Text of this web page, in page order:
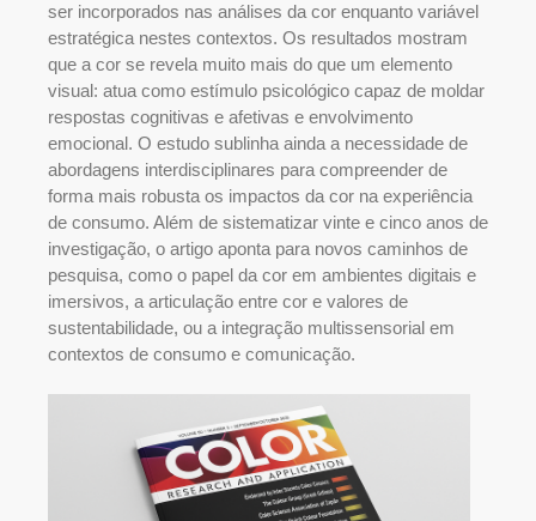
ser incorporados nas análises da cor enquanto variável
estratégica nestes contextos. Os resultados mostram
que a cor se revela muito mais do que um elemento
visual: atua como estímulo psicológico capaz de moldar
respostas cognitivas e afetivas e envolvimento
emocional. O estudo sublinha ainda a necessidade de
abordagens interdisciplinares para compreender de
forma mais robusta os impactos da cor na experiência
de consumo. Além de sistematizar vinte e cinco anos de
investigação, o artigo aponta para novos caminhos de
pesquisa, como o papel da cor em ambientes digitais e
imersivos, a articulação entre cor e valores de
sustentabilidade, ou a integração multissensorial em
contextos de consumo e comunicação.